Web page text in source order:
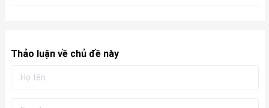
Thảo luận về chủ đề này